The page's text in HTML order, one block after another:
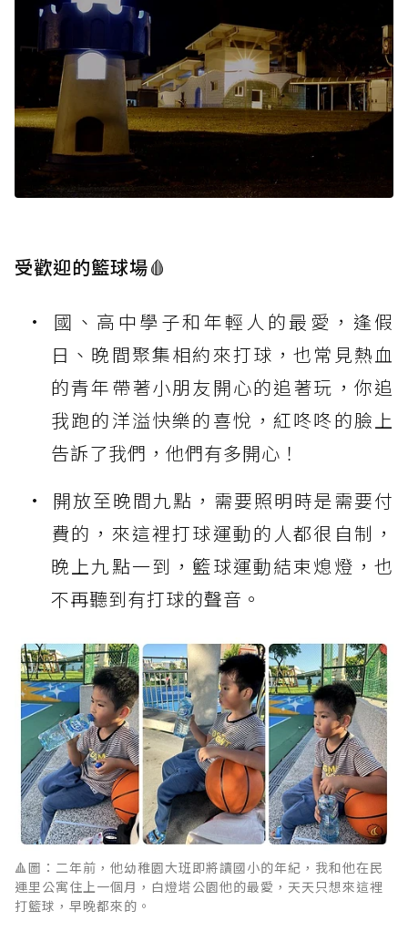
受歡迎的籃球場🩸
國、高中學子和年輕人的最愛，逢假
日、晚間聚集相約來打球，也常見熱血
的青年帶著小朋友開心的追著玩，你追
我跑的洋溢快樂的喜悅，紅咚咚的臉上
告訴了我們，他們有多開心！
開放至晚間九點，需要照明時是需要付
費的，來這裡打球運動的人都很自制，
晚上九點一到，籃球運動結束熄燈，也
不再聽到有打球的聲音。
🔺圖：二年前，他幼稚園大班即將讀國小的年紀，我和他在民
運里公寓住上一個月，白燈塔公園他的最愛，天天只想來這裡
打籃球，早晚都來的。